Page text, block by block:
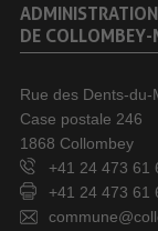
DE COLLOMBEY-
Rue des Dents-du-
Case postale 246
1868 Collombey
+41 24 473 61
+41 24 473 61